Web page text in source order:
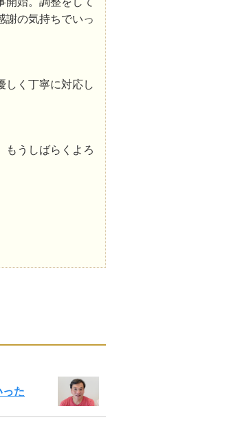
謝の気持ちでいっ
しく丁寧に対応し
もうしばらくよろ
た